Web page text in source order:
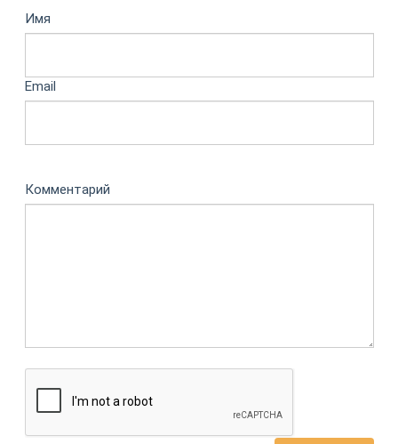
Имя
Email
Комментарий